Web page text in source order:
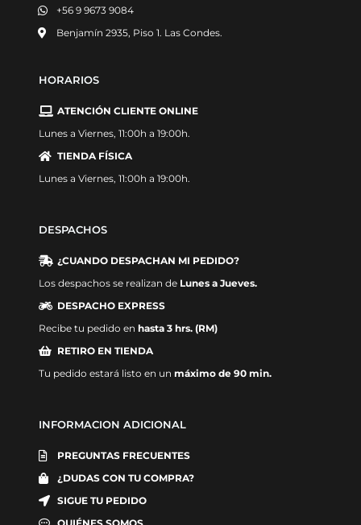
+56 9 9673 9084
Benjamín 2935, Piso 1. Las Condes.
HORARIOS
ATENCIÓN CLIENTE ONLINE
Lunes a Viernes, 11:00h a 19:00h.
TIENDA FÍSICA
Lunes a Viernes, 11:00h a 19:00h.
DESPACHOS
¿CUANDO DESPACHAN MI PEDIDO?
Los despachos se realizan de Lunes a Jueves.
DESPACHO EXPRESS
Recibe tu pedido en hasta 3 hrs. (RM)
RETIRO EN TIENDA
Tu pedido estará listo en un máximo de 90 min.
INFORMACION ADICIONAL
PREGUNTAS FRECUENTES
¿DUDAS CON TU COMPRA?
SIGUE TU PEDIDO